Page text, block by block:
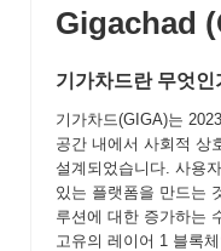
Gigachad
기가차드란 무엇인
기가차드(GIGA)는
공간 내에서 사회적 상
설계되었습니다. 사용
있는 플랫폼을 만드는
루션에 대한 증가하는
고유의 레이어 1 블록